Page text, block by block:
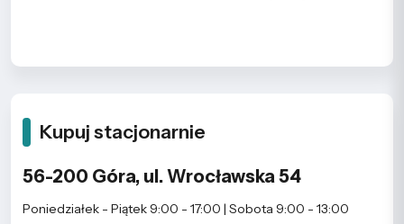
Kupuj stacjonarnie
56-200 Góra, ul. Wrocławska 54
Poniedziałek - Piątek 9:00 - 17:00 | Sobota 9:00 - 13:00